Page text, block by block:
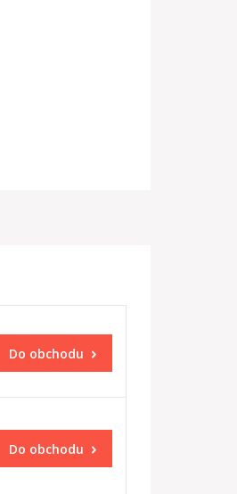
Do obchodu
Do obchodu